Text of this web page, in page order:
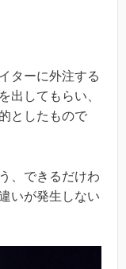
ターに外注する
出してもらい、
としたもので
、できるだけわ
いが発生しない